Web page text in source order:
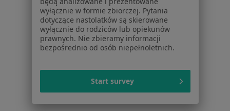
Polityka cookies
Jak działają wyniki wyszukiwania
Dostępność
O nas
Partnerzy
Centrum prasowe
wyłącznie w formie zbiorczej. Pytania
dotyczące nastolatków są skierowane
wyłącznie do rodziców lub opiekunów
prawnych. Nie zbieramy informacji
bezpośrednio od osób niepełnoletnich.
Start survey